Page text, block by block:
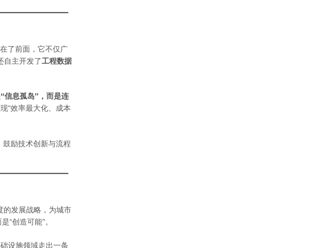
了前面，它不仅广
自主开发了工程数据
信息孤岛”，而是连
“效率最大化、成本
励技术创新与流程
发展战略，为城市
“创造可能”。
设施领域走出一条